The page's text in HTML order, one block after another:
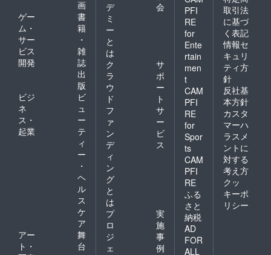
画
ゲー
ム・
サー
ビス
開発
書
籍
・
雑
誌
出
版
ビジ
ネ
ス・
起業
ビ
ュ
ー
テ
ィ
ー
・
ヘ
ル
ス
ケ
ア
アー
ト・
舞
台
デ
ミ
ー
と
は
会
ク
ラ
ウ
ド
フ
ァ
ン
デ
ィ
ン
グ
と
は
サ
ポ
ー
ト
サ
ー
ビ
ス
プ
ロ
ジ
ェ
実
施
事
例
PFI
RE
for
Ente
rtain
men
t
CAM
PFI
RE
for
Spor
ts
CAM
PFI
RE
ふる
さと
納税
AD
FOR
ALL
取引法
に基づ
く表記
情報セ
キュリ
ティ方
針
反社基
本方針
カスタ
マーハ
ラスメ
ントに
対する
考え方
クッ
キーポ
リシー